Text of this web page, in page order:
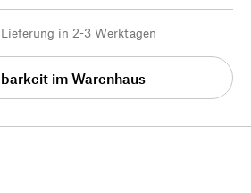
Lieferung in 2-3 Werktagen
im Warenhaus